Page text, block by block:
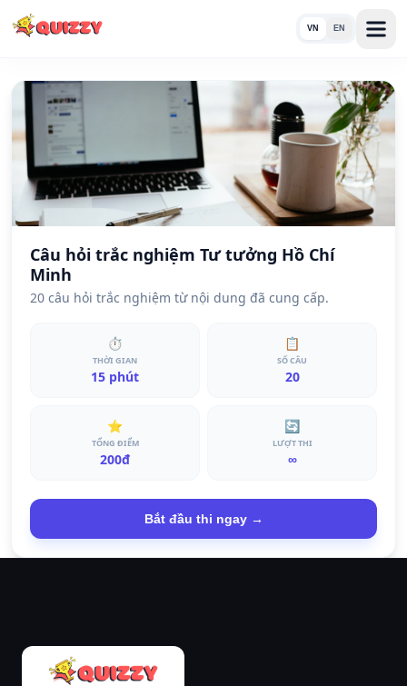
VN EN
Câu hỏi trắc nghiệm Tư tưởng Hồ Chí
Minh
20 câu hỏi trắc nghiệm từ nội dung đã cung cấp.
⏱
THỜI GIAN
15 phút
📋
SỐ CÂU
20
⭐
TỔNG ĐIỂM
200đ
🔄
LƯỢT THI
∞
Bắt đầu thi ngay →